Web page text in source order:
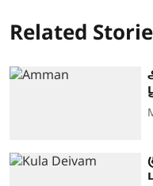
Related